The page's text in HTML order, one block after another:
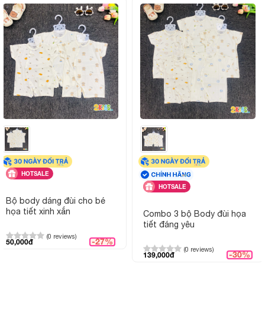
HOTSALE
Bộ body dáng đùi cho bé
họa tiết xinh xắn
(0 reviews)
50,000đ -27%
HOTSALE
Combo 3 bộ Body đùi họa
tiết đáng yêu
(0 reviews)
139,000đ -30%